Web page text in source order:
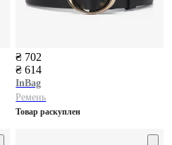
₴ 702
₴ 614
InBag
Ремень
Товар раскуплен